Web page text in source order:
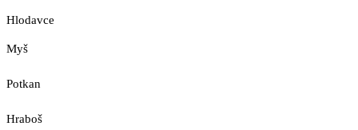
Hlodavce
Myš
Potkan
Hraboš